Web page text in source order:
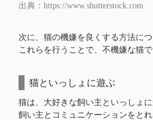
出典：https://www.shutterstock.com
次に、猫の機嫌を良くする方法につ
これらを行うことで、不機嫌な猫
猫といっしょに遊ぶ
猫は、大好きな飼い主といっしょ
飼い主とコミュニケーションをと